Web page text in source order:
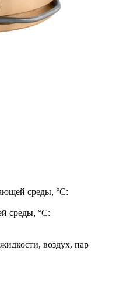
среды, °C:
среды, °C:
воздух, пар